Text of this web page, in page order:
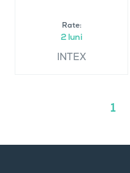
Rate:
2 luni
INTEX
1